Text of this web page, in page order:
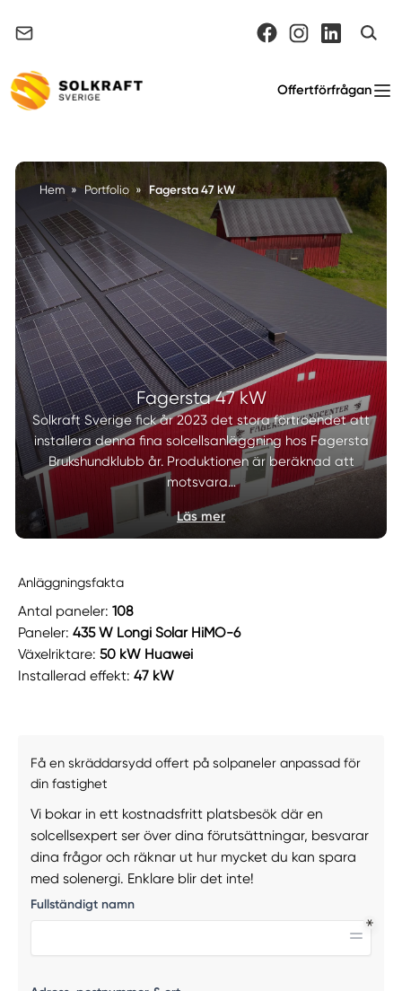
Offertförfrågan
Hem » Portfolio » Fagersta 47 kW
Fagersta 47 kW
Solkraft Sverige fick år 2023 det stora förtroendet att
installera denna fina solcellsanläggning hos Fagersta
Brukshundklubb år. Produktionen är beräknad att
motsvara…
Läs mer
Anläggningsfakta
Antal paneler:108
Paneler:435 W Longi Solar HiMO-6
Växelriktare:50 kW Huawei
Installerad effekt:47 kW
Få en skräddarsydd offert på solpaneler anpassad för
din fastighet
Vi bokar in ett kostnadsfritt platsbesök där en
solcellsexpert ser över dina förutsättningar, besvarar
dina frågor och räknar ut hur mycket du kan spara
med solenergi. Enklare blir det inte!
Fullständigt namn